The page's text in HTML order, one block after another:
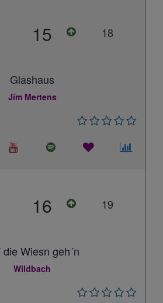
15 18
Glashaus
Jim Mertens
16 19
die Wiesn geh´n
Wildbach